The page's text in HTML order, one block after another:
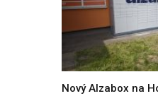
Nový Alzabox na